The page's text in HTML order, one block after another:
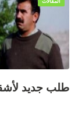
طلب جديد